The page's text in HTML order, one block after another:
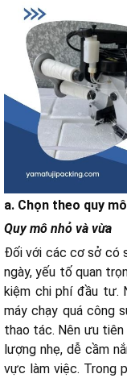
a. Chọn theo quy
Quy mô nhỏ và vừa
Đối với các cơ sở có
ngày, yếu tố quan
kiệm chi phí đầu tư.
máy chạy quá công
thao tác. Nên ưu
lượng nhẹ, dễ cầm
vực làm việc. Trong